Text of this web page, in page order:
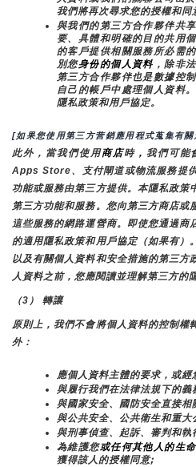
我們將再次尋求您的授權和同
與我們的第三方合作夥伴共
要、具體和明確的目的共用
的客戶提供相關服務所必需
別您身份的個人資料 ，除非
第三方合作夥伴也是數據控
自己的帳戶中處理個人資料
隱私政策和用戶協定。
[如果您使用第三方营銷應用程式蒐集有
此外，當我們使用商店時， 我們可能
Apps Store、支付閘道或物流服務提
功能或服務由第三方提供。本隱私政策
第三方功能和服務。您向第三方商店或
這些服務的網路運營商。即使您通過商
的適用隱私政策和用戶協定（如果有）
以及有關個人資料和安全措施的第三方
人資料之前，您應閱讀並理解第三方的
（3） 轉讓
原則上，我們不會將個人資料的控制權
外：
應個人資料主體的要求，或
與履行我們在法律法規下的義
與國家安全、國防安全直接相
與公共安全、公共衛生和重
與刑事偵查、起訴、審判和執
為維護您或任何其他人的生
獲得該人的授權同意;